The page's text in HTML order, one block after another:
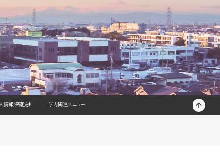
情報保護方針 学内関連メニュー T
O
P